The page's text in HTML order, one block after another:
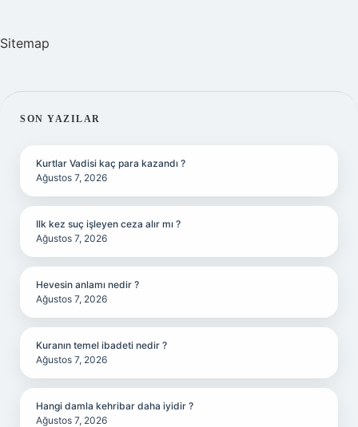
Sitemap
SIDEBAR
SON YAZILAR
Kurtlar Vadisi kaç para kazandı ?
Ağustos 7, 2026
Ilk kez suç işleyen ceza alır mı ?
Ağustos 7, 2026
Hevesin anlamı nedir ?
Ağustos 7, 2026
Kuranın temel ibadeti nedir ?
Ağustos 7, 2026
Hangi damla kehribar daha iyidir ?
Ağustos 7, 2026